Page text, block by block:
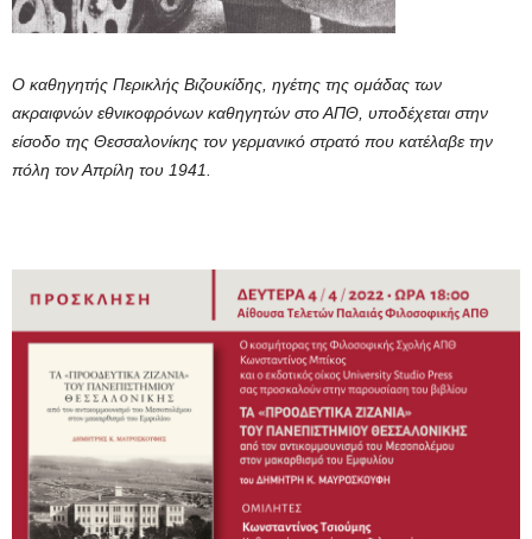
Ο καθηγητής Περικλής Βιζουκίδης, ηγέτης της ομάδας των
ακραιφνών εθνικοφρόνων καθηγητών στο ΑΠΘ, υποδέχεται στην
είσοδο της Θεσσαλονίκης τον γερμανικό στρατό που κατέλαβε την
πόλη τον Απρίλη του 1941.